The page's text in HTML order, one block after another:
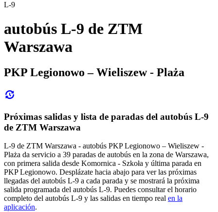
L-9
autobús L-9 de ZTM
Warszawa
PKP Legionowo – Wieliszew - Plaża
Próximas salidas y lista de paradas del autobús L-9
de ZTM Warszawa
L-9 de ZTM Warszawa - autobús PKP Legionowo – Wieliszew -
Plaża da servicio a 39 paradas de autobús en la zona de Warszawa,
con primera salida desde Komornica - Szkoła y última parada en
PKP Legionowo. Desplázate hacia abajo para ver las próximas
llegadas del autobús L-9 a cada parada y se mostrará la próxima
salida programada del autobús L-9. Puedes consultar el horario
completo del autobús L-9 y las salidas en tiempo real en la
aplicación.